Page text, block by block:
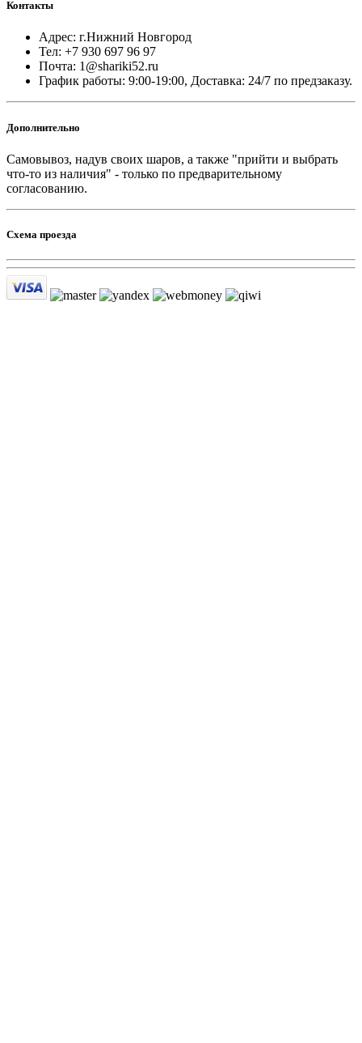
Контакты
Адрес: г.Нижний Новгород
Тел: +7 930 697 96 97
Почта: 1@shariki52.ru
График работы: 9:00-19:00, Доставка: 24/7 по предзаказу.
Дополнительно
Самовывоз, надув своих шаров, а также "прийти и выбрать
что-то из наличия" - только по предварительному
согласованию.
Схема проезда